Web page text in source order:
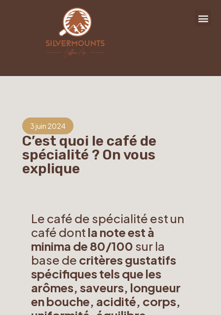
3 juin 2024
C’est quoi le café de
spécialité ? On vous
explique
Le café de spécialité est un
café dont la note est à
minima de 80/100 sur la
base de critères gustatifs
spécifiques tels que les
arômes, saveurs, longueur
en bouche, acidité, corps,